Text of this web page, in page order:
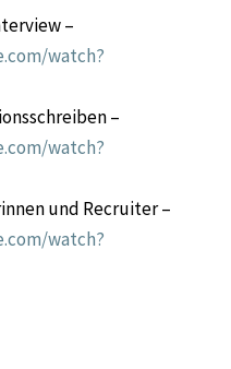
–
watch?
–
watch?
und Recruiter –
watch?